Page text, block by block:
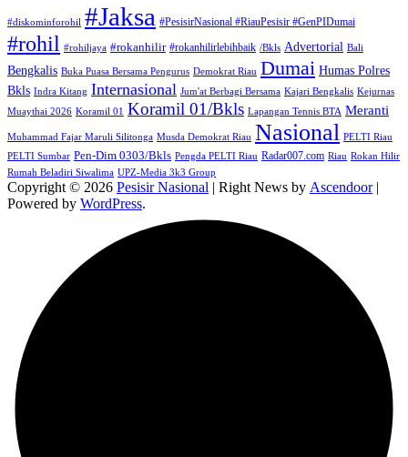
#diskominforohil #Jaksa #PesisirNasional #RiauPesisir #GenPIDumai
#rohil #rohiljaya #rokanhilir #rokanhilirlebihbaik /Bkls Advertorial Bali
Bengkalis Buka Puasa Bersama Pengurus Demokrat Riau Dumai Humas Polres
Bkls Indra Kitang Internasional Jum'at Berbagi Bersama Kajari Bengkalis Kejurnas
Muaythai 2026 Koramil 01 Koramil 01/Bkls Lapangan Tennis BTA Meranti
Muhammad Fajar Maruli Silitonga Musda Demokrat Riau Nasional PELTI Riau
PELTI Sumbar Pen-Dim 0303/Bkls Pengda PELTI Riau Radar007.com Riau Rokan Hilir
Rumah Beladiri Siwalima UPZ-Media 3k3 Group
Copyright © 2026 Pesisir Nasional | Right News by Ascendoor|
Powered by WordPress.